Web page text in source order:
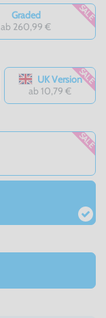
Graded
ab 260,99 €
SALE
UK Version
ab 10,79 €
SALE
SALE